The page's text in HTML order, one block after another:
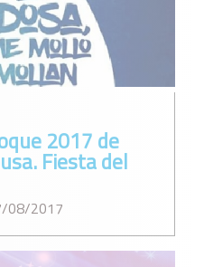
2017 de
Fiesta del
08/2017